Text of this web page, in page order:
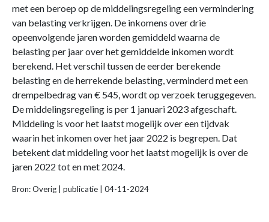
met een beroep op de middelingsregeling een vermindering
van belasting verkrijgen. De inkomens over drie
opeenvolgende jaren worden gemiddeld waarna de
belasting per jaar over het gemiddelde inkomen wordt
berekend. Het verschil tussen de eerder berekende
belasting en de herrekende belasting, verminderd met een
drempelbedrag van € 545, wordt op verzoek teruggegeven.
De middelingsregeling is per 1 januari 2023 afgeschaft.
Middeling is voor het laatst mogelijk over een tijdvak
waarin het inkomen over het jaar 2022 is begrepen. Dat
betekent dat middeling voor het laatst mogelijk is over de
jaren 2022 tot en met 2024.
Bron: Overig | publicatie | 04-11-2024